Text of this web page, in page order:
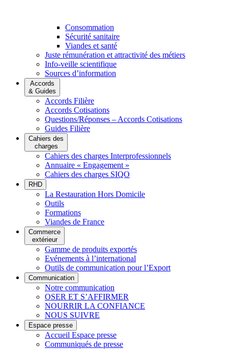
Consommation
Sécurité sanitaire
Viandes et santé
Juste rémunération et attractivité des métiers
Info-veille scientifique
Sources d’information
Accords
& Guides
Accords Filière
Accords Cotisations
Questions/Réponses – Accords Cotisations
Guides Filière
Cahiers des
charges
Cahiers des charges Interprofessionnels
Annuaire « Engagement »
Cahiers des charges SIQO
RHD
La Restauration Hors Domicile
Outils
Formations
Viandes de France
Commerce
extérieur
Gamme de produits exportés
Evénements à l’international
Outils de communication pour l’Export
Communication
Notre communication
OSER ET S’AFFIRMER
NOURRIR LA CONFIANCE
NOUS SUIVRE
Espace presse
Accueil Espace presse
Communiqués de presse